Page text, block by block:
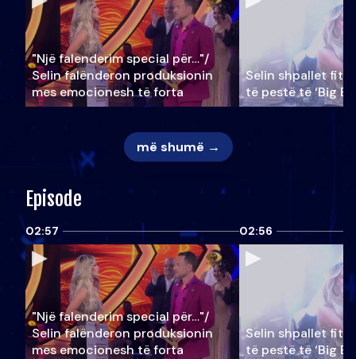
"Një falenderim special për…"/
Selin falënderon produksionin
mes emocionesh të forta
Selin shpallet
të pestë të ‘Big
më shumë →
Episode
02:57
"Një falenderim special për…"/
Selin falënderon produksionin
mes emocionesh të forta
02:56
Selin shpallet
të pestë të ‘Big